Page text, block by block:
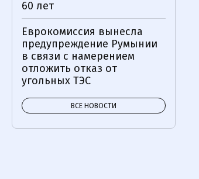
60 лет
Еврокомиссия вынесла
предупреждение Румынии
в связи с намерением
отложить отказ от
угольных ТЭС
ВСЕ НОВОСТИ